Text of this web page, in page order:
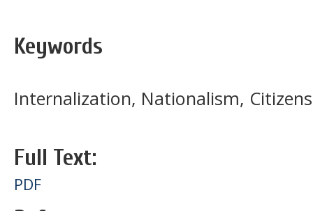
Keywords
Internalization, Nationalism,
Full Text:
PDF